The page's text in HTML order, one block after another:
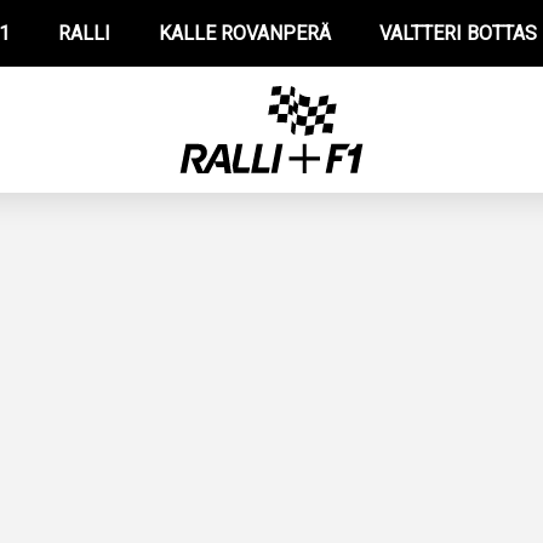
RALLI KALLE ROVANPERÄ VALTTERI BOTTAS